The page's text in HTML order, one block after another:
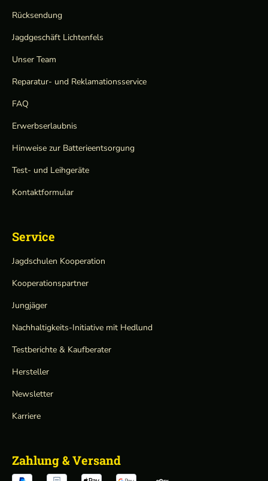
Rücksendung
Jagdgeschäft Lichtenfels
Unser Team
Reparatur- und Reklamationsservice
FAQ
Erwerbserlaubnis
Hinweise zur Batterieentsorgung
Test- und Leihgeräte
Kontaktformular
Service
Jagdschulen Kooperation
Kooperationspartner
Jungjäger
Nachhaltigkeits-Initiative mit Hedlund
Testberichte & Kaufberater
Hersteller
Newsletter
Karriere
Zahlung & Versand